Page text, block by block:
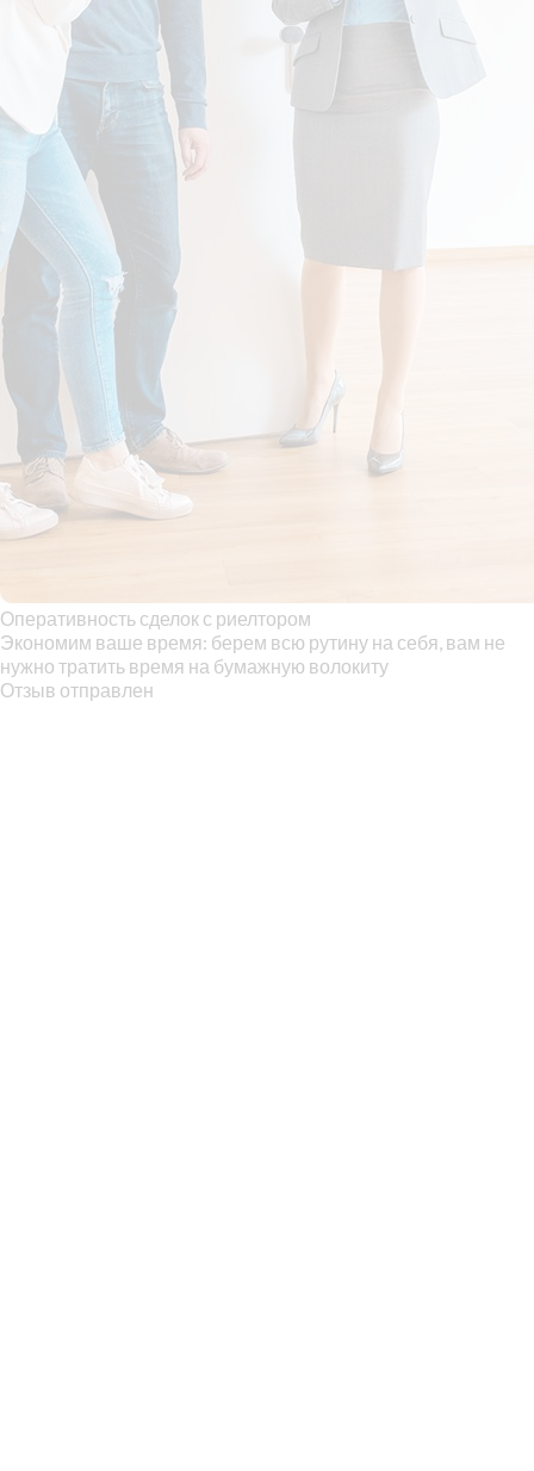
Оперативность сделок с риелтором
Экономим ваше время: берем всю рутину на себя, вам не
нужно тратить время на бумажную волокиту
Отзыв отправлен